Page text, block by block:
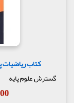
کتاب
گسترش علوم پایه